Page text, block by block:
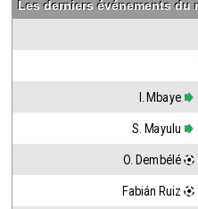
Les derniers événements du
I. Mbaye
S. Mayulu
O. Dembélé
Fabián Ruiz